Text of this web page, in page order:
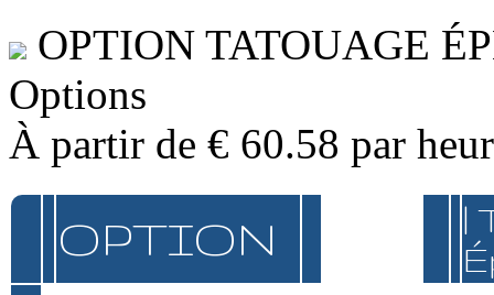
OPTION TATOUAGE
Options
À partir de € 60.58 par
OPTION
|